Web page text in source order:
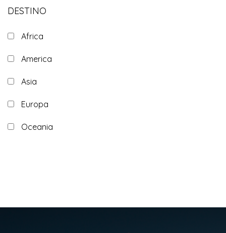
DESTINO
Africa
America
Asia
Europa
Oceania